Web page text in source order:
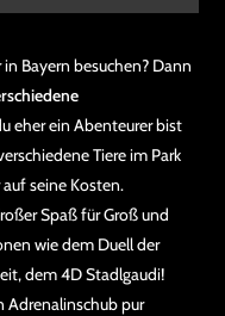
Bayern besuchen? Dann
eher ein Abenteurer bist
Tiere im Park
seine Kosten.
Spaß für Groß und
wie dem Duell der
dem 4D Stadlgaudi!
Adrenalinschub pur